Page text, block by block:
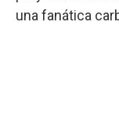
una fanática